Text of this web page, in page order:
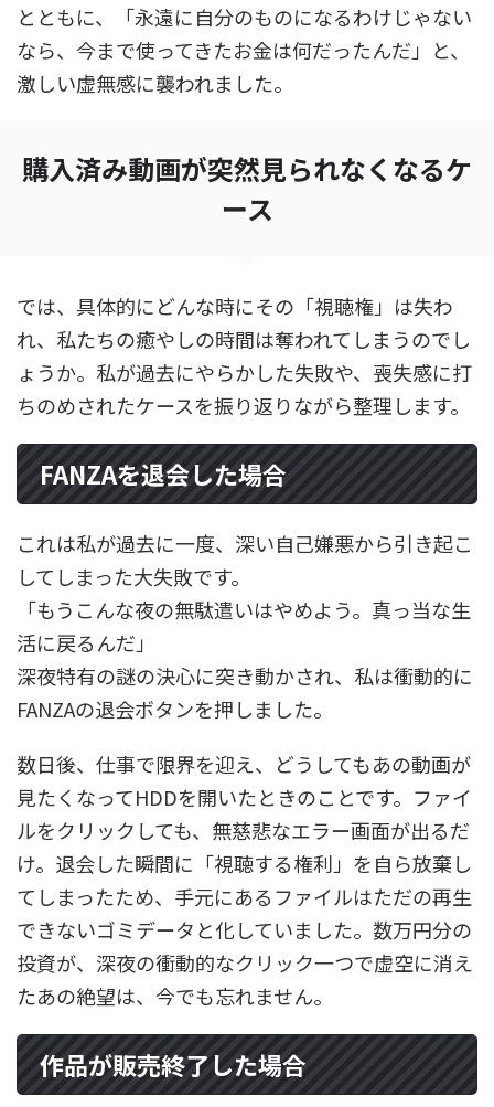
とともに、「永遠に自分のものになるわけじゃない
なら、今まで使ってきたお金は何だったんだ」と、
激しい虚無感に襲われました。
購入済み動画が突然見られなくなるケ
ース
では、具体的にどんな時にその「視聴権」は失わ
れ、私たちの癒やしの時間は奪われてしまうのでし
ょうか。私が過去にやらかした失敗や、喪失感に打
ちのめされたケースを振り返りながら整理します。
FANZAを退会した場合
これは私が過去に一度、深い自己嫌悪から引き起こ
してしまった大失敗です。
「もうこんな夜の無駄遣いはやめよう。真っ当な生
活に戻るんだ」
深夜特有の謎の決心に突き動かされ、私は衝動的に
FANZAの退会ボタンを押しました。
数日後、仕事で限界を迎え、どうしてもあの動画が
見たくなってHDDを開いたときのことです。ファイ
ルをクリックしても、無慈悲なエラー画面が出るだ
け。退会した瞬間に「視聴する権利」を自ら放棄し
てしまったため、手元にあるファイルはただの再生
できないゴミデータと化していました。数万円分の
投資が、深夜の衝動的なクリック一つで虚空に消え
たあの絶望は、今でも忘れません。
作品が販売終了した場合